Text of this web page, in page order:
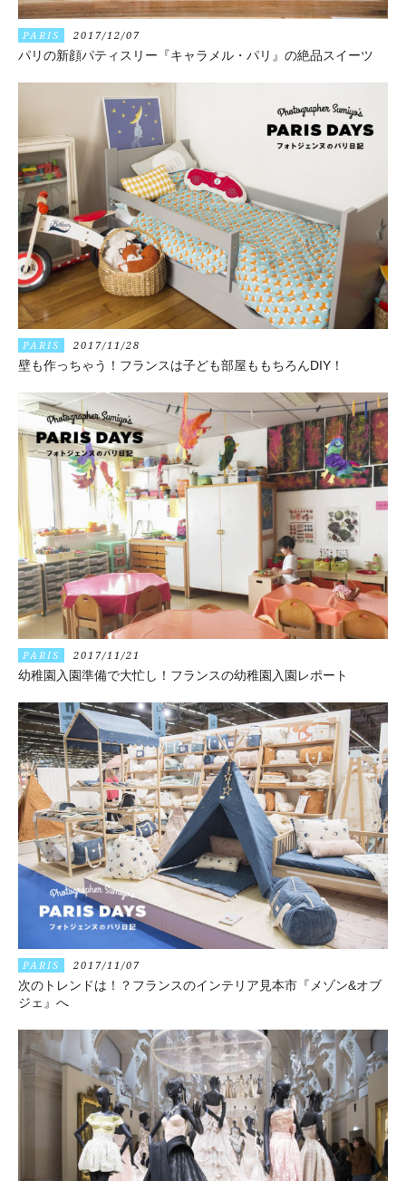
PARIS 2017/12/07
パリの新顔パティスリー『キャラメル・パリ』の絶品スイーツ
PARIS 2017/11/28
壁も作っちゃう！フランスは子ども部屋ももちろんDIY！
PARIS 2017/11/21
幼稚園入園準備で大忙し！フランスの幼稚園入園レポート
PARIS 2017/11/07
次のトレンドは！？フランスのインテリア見本市『メゾン&オブ
ジェ』へ